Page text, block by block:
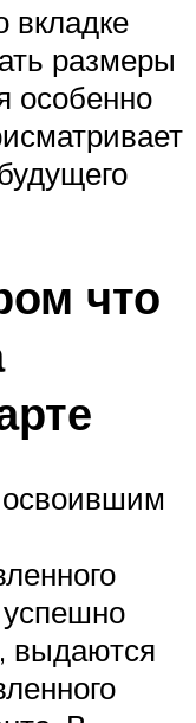
размеры
особенно
что
выдаются